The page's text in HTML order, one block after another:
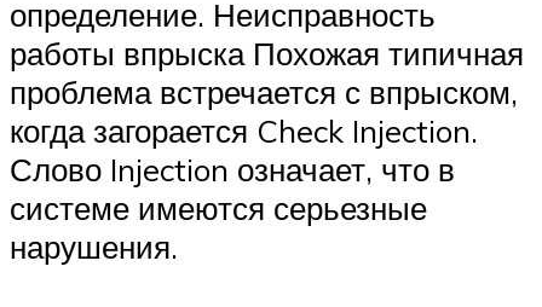
определение. Неисправность
работы впрыска Похожая типичная
проблема встречается с впрыском,
когда загорается Check Injection.
Слово Injection означает, что в
системе имеются серьезные
нарушения.